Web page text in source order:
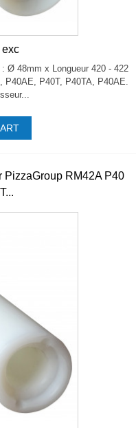
exc
Ø 48mm x Longueur 420 - 422
P40AE, P40T, P40TA, P40AE.
PizzaGroup RM42A P40